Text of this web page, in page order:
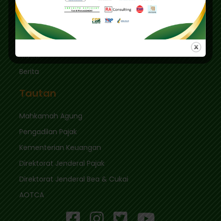
sekretariat@ikpi.or.id
Tautan Cepat
Masuk
Berita
Tautan
Mahkamah Agung
Pengadilan Pajak
Kementerian Keuangan
Direktorat Jenderal Pajak
Direktorat Jenderal Bea & Cukai
AOTCA